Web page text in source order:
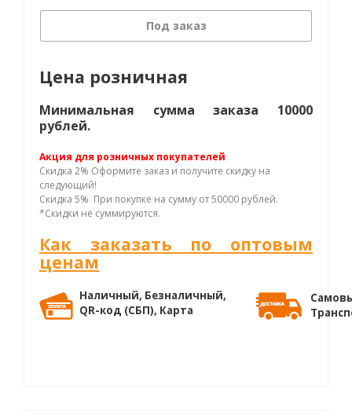
Под заказ
Цена розничная
Минимальная сумма заказа 10000
рублей.
Акция для розничных покупателей
Скидка 2% Оформите заказ и получите скидку на
следующий!
Скидка 5% При покупке на сумму от 50000 рублей.
*Скидки не суммируются.
Как заказать по оптовым
ценам
Наличный, Безналичный,
QR-код (СБП), Карта